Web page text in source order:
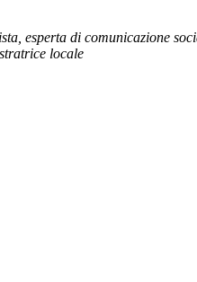
esperta di comunicazione
locale